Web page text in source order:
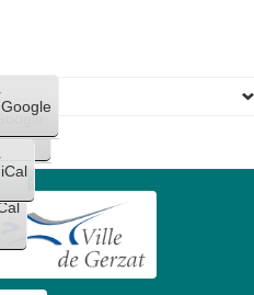
Google
Google
iCal